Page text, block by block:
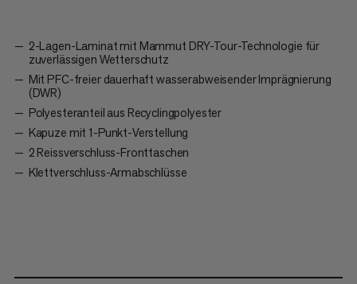
2-Lagen-Laminat mit Mammut DRY-Tour-Technologie für
zuverlässigen Wetterschutz
Mit PFC-freier dauerhaft wasserabweisender Imprägnierung
(DWR)
Polyesteranteil aus Recyclingpolyester
Kapuze mit 1-Punkt-Verstellung
2 Reissverschluss-Fronttaschen
Klettverschluss-Armabschlüsse